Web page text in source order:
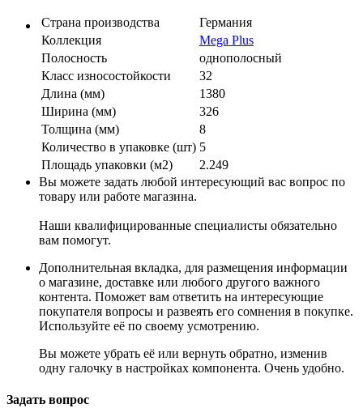
Страна производства
Германия
Коллекция
Mega Plus
Полосность
однополосный
Класс износостойкости
32
Длина (мм)
1380
Ширина (мм)
326
Толщина (мм)
8
Количество в упаковке (шт) 5
Площадь упаковки (м2)
2.249
Вы можете задать любой интересующий вас вопрос по
товару или работе магазина.
Наши квалифицированные специалисты обязательно
вам помогут.
Дополнительная вкладка, для размещения информации
о магазине, доставке или любого другого важного
контента. Поможет вам ответить на интересующие
покупателя вопросы и развеять его сомнения в покупке.
Используйте её по своему усмотрению.
Вы можете убрать её или вернуть обратно, изменив
одну галочку в настройках компонента. Очень удобно.
Задать вопрос